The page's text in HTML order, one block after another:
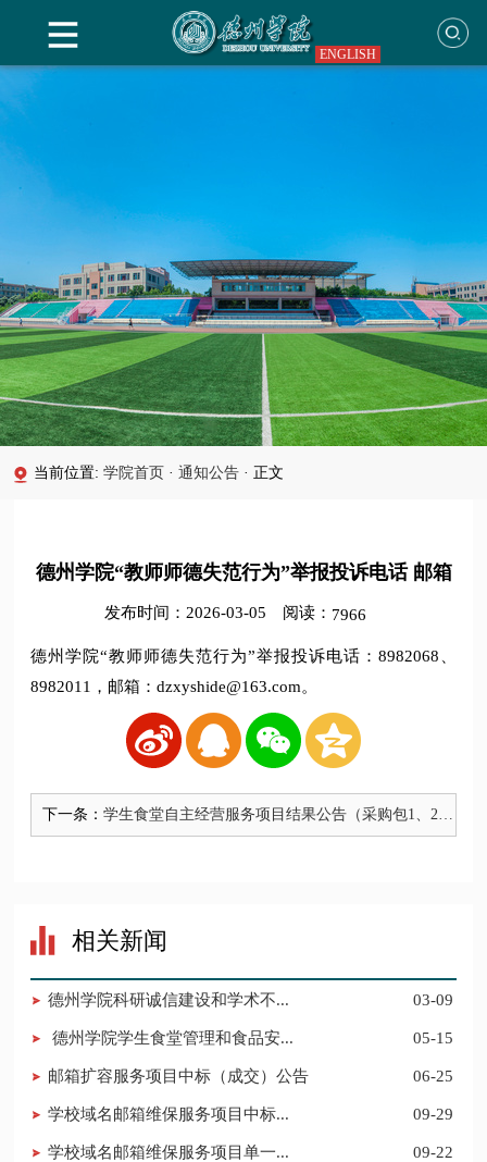
ENGLISH
当前位置:学院首页 · 通知公告 · 正文
德州学院“教师师德失范行为”举报投诉电话 邮箱
发布时间：2026-03-05 阅读： 7966
德州学院“教师师德失范行为”举报投诉电话：8982068、
8982011，邮箱：dzxyshide@163.com。
下一条：学生食堂自主经营服务项目结果公告（采购包1、2、
3、4）
相关新闻
德州学院科研诚信建设和学术不... 03-09
德州学院学生食堂管理和食品安... 05-15
邮箱扩容服务项目中标（成交）公告 06-25
学校域名邮箱维保服务项目中标... 09-29
学校域名邮箱维保服务项目单一... 09-22